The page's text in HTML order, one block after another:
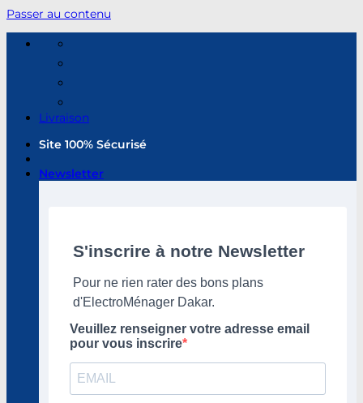
Passer au contenu
Livraison
Site 100% Sécurisé
Newsletter
S'inscrire à notre Newsletter
Pour ne rien rater des bons plans
d'ElectroMénager Dakar.
Veuillez renseigner votre adresse email
pour vous inscrire